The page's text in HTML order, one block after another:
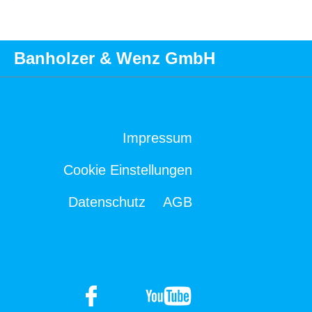
Banholzer & Wenz GmbH
Impressum
Cookie Einstellungen
Datenschutz AGB